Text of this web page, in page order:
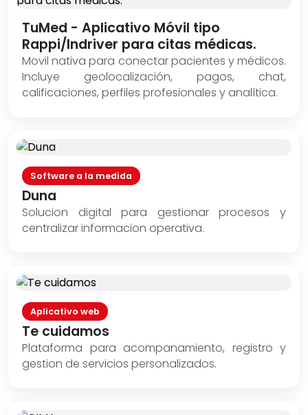
TuMed - Aplicativo Móvil tipo
Rappi/Indriver para citas médicas.
Movil nativa para conectar pacientes y médicos.
Incluye geolocalización, pagos, chat,
calificaciones, perfiles profesionales y analítica.
Software a la medida
Duna
Solucion digital para gestionar procesos y
centralizar informacion operativa.
Aplicativo web
Te cuidamos
Plataforma para acompanamiento, registro y
gestion de servicios personalizados.